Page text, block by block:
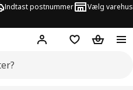
Indtast postnummer Vælg varehus
Hej! Log ind her
Huskeliste
Kurv